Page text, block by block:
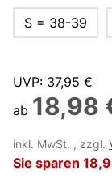
S = 38-39
UVP: 37,95 €
ab 18,98
inkl. MwSt. , zzgl.
Sie sparen